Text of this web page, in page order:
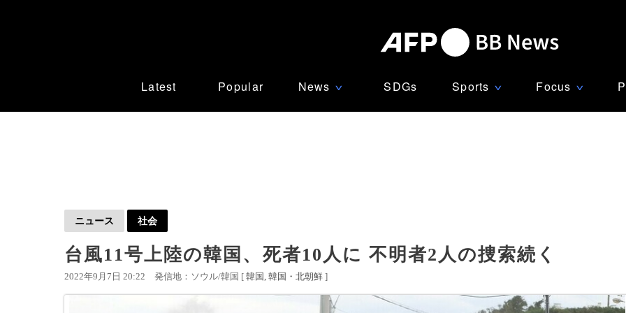
Latest Popular News ∨ SDGs Sports ∨ Focus ∨
ニュース 社会
台風11号上陸の韓国、死者10人に 不明者2人の捜索続く
2022年9月7日 20:22 発信地：ソウル/韓国 [ 韓国 韓国・北朝鮮 ]